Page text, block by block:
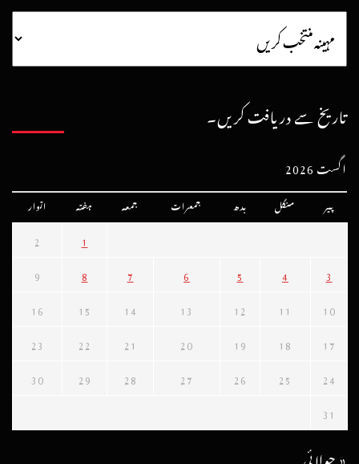
تاریخ سے دریافت کریں۔
اگست 2026
پیر منگل بدھ جمعرات جمعہ ہفتہ اتوار
1
2
3
4
5
6
7
8
9
10
11
12
13
14
15
16
17
18
19
20
21
22
23
24
25
26
27
28
29
30
31